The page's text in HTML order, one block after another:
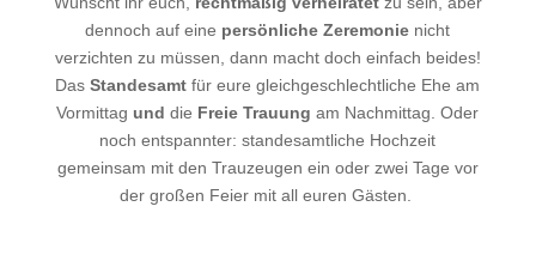
dennoch auf eine persönliche Zeremonie nicht
verzichten zu müssen, dann macht doch einfach beides!
DasStandesamt für eure gleichgeschlechtliche Ehe am
Vormittag und die Freie Trauung am Nachmittag. Oder
noch entspannter: standesamtliche Hochzeit
gemeinsam mit den Trauzeugen ein oder zwei Tage vor
der großen Feier mit all euren Gästen.